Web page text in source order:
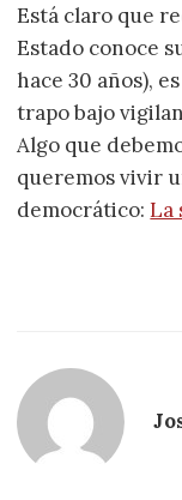
Está claro que
Estado conoce
hace 30 años),
trapo bajo
Algo que
queremos vivir
democrático:La